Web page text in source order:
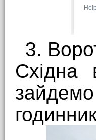
3.
Східна